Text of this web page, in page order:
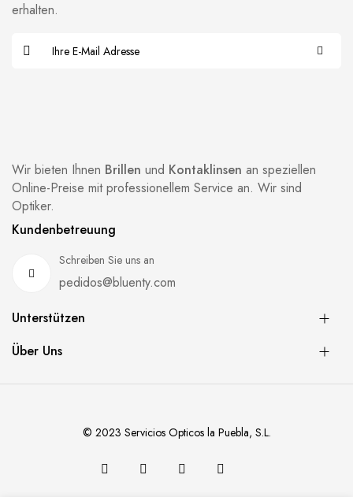
Wir bieten Ihnen Brillen und Kontaklinsen an speziellen
Online-Preise mit professionellem Service an. Wir sind
Optiker.
Kundenbetreuung
Schreiben Sie uns an
pedidos@bluenty.com
Unterstützen
Über Uns
erhalten.
© 2023 Servicios Opticos la Puebla, S.L.